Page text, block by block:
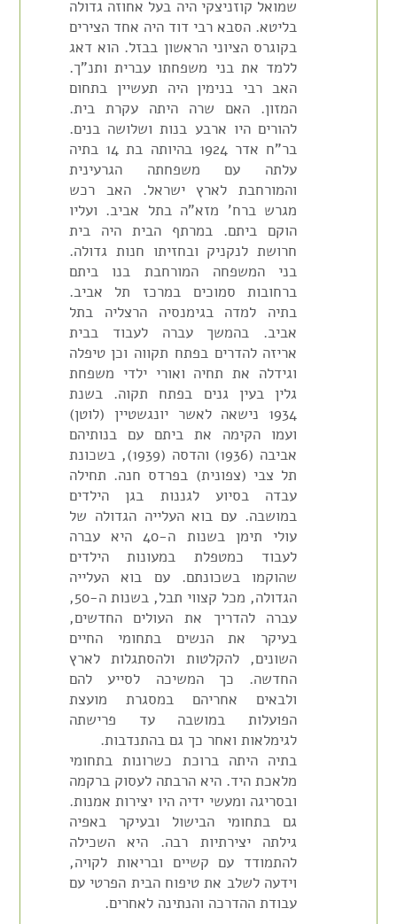
שמואל קוזניצקי היה בעל אחוזה גדולה
בליטא. הסבא רבי דוד היה אחד הצירים
בקוגרס הציוני הראשון בבזל. הוא דאג
ללמד את בני משפחתו עברית ותנ"ך.
האב רבי בנימין היה תעשיין בתחום
המזון. האם שרה היתה עקרת בית.
להורים היו ארבע בנות ושלושה בנים.
בר"ח אדר 1924 בהיותה בת 14 בתיה
עלתה עם משפחתה הגרעינית
והמורחבת לארץ ישראל. האב רכש
מגרש ברח' מזא"ה בתל אביב. ועליו
הוקם ביתם. במרתף הבית היה בית
חרושת לנקניק ובחזיתו חנות גדולה.
בני המשפחה המורחבת בנו ביתם
ברחובות סמוכים במרכז תל אביב.
בתיה למדה בגימנסיה הרצליה בתל
אביב. בהמשך עברה לעבוד בבית
אריזה להדרים בפתח תקווה וכן טיפלה
וגידלה את תחיה ואורי ילדי משפחת
גלין בעין גנים בפתח תקוה. בשנת
1934 נישאה לאשר יונגשטיין (לוטן)
ועמו הקימה את ביתם עם בנותיהם
אביבה (1936) והדסה (1939), בשכונת
תל צבי (צפונית) בפרדס חנה. תחילה
עבדה בסיוע לגננות בגן הילדים
במושבה. עם בוא העלייה הגדולה של
עולי תימן בשנות ה-40 היא עברה
לעבוד כמטפלת במעונות הילדים
שהוקמו בשכונתם. עם בוא העלייה
הגדולה, מכל קצווי תבל, בשנות ה-50,
עברה להדריך את העולים החדשים,
בעיקר את הנשים בתחומי החיים
השונים, להקלטות ולהסתגלות לארץ
החדשה. כך המשיכה לסייע להם
ולבאים אחריהם במסגרת מועצת
הפועלות במושבה עד פרישתה
לגימלאות ואחר כך גם בהתנדבות.
בתיה היתה ברוכת כשרונות בתחומי
מלאכת היד. היא הרבתה לעסוק ברקמה
ובסריגה ומעשי ידיה היו יצירות אמנות.
גם בתחומי הבישול ובעיקר באפיה
גילתה יצירתיות רבה. היא השכילה
להתמודד עם קשיים ובריאות לקויה,
וידעה לשלב את טיפוח הבית הפרטי עם
עבודת ההדרכה והנתינה לאחרים.